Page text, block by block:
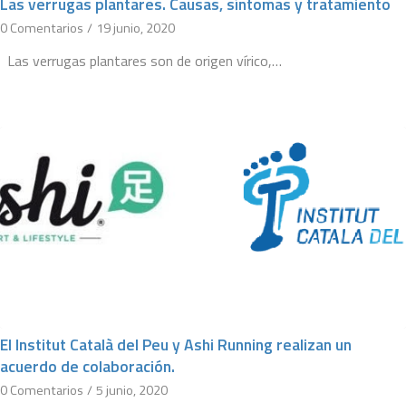
0 Comentarios / 19 junio, 2020
Las verrugas plantares son de origen vírico,…
El Institut Català del Peu y Ashi Running realizan un
acuerdo de colaboración.
0 Comentarios /5 junio, 2020